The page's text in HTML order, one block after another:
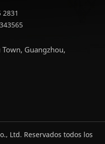
Guangzhou,
Ltd. Reservados todos los